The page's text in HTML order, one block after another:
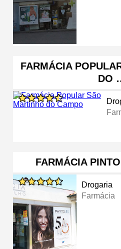
FARMÁCIA
DO
FARMÁCIA
Drogaria
Farmácia